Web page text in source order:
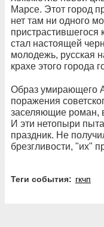
Марсе. Этот город
нет там ни одного
стал настоящей
молодежь, русская
крахе этого города
Образ умирающего
поражения
заселяющие роман,
И эти нетопыри
праздник. Не
брезгливости, "их"
Теги события: гкчп